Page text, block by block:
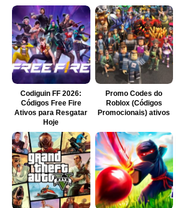
Codiguin FF 2026:
Códigos Free Fire
Ativos para Resgatar
Hoje
Promo Codes do
Roblox (Códigos
Promocionais) ativos